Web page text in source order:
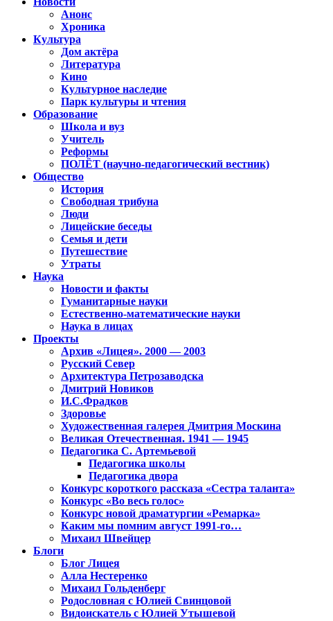
Анонс
Хроника
Культура
Дом актёра
Литература
Кино
Культурное наследие
Парк культуры и чтения
Образование
Школа и вуз
Учитель
Реформы
ПОЛЁТ (научно-педагогический вестник)
Общество
История
Свободная трибуна
Люди
Лицейские беседы
Семья и дети
Путешествие
Утраты
Наука
Новости и факты
Гуманитарные науки
Естественно-математические науки
Наука в лицах
Проекты
Архив «Лицея». 2000 — 2003
Русский Север
Архитектура Петрозаводска
Дмитрий Новиков
И.С.Фрадков
Здоровье
Художественная галерея Дмитрия Москина
Великая Отечественная. 1941 — 1945
Педагогика С. Артемьевой
Педагогика школы
Педагогика двора
Конкурс короткого рассказа «Сестра таланта»
Конкурс «Во весь голос»
Конкурс новой драматургии «Ремарка»
Каким мы помним август 1991-го…
Михаил Швейцер
Блоги
Блог Лицея
Алла Нестеренко
Михаил Гольденберг
Родословная с Юлией Свинцовой
Видоискатель с Юлией Утышевой